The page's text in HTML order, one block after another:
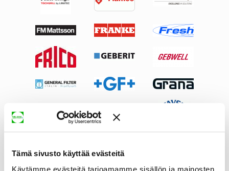
Tämä sivusto käyttää evästeitä